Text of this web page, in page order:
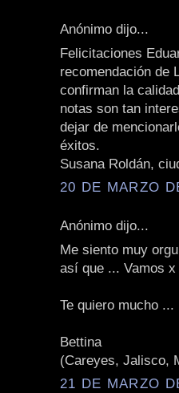
Anónimo dijo...
Felicitaciones
recomendación de
confirman la
notas son tan
dejar de
éxitos.
Susana Roldán,
20 DE MARZO
Anónimo dijo...
Me siento muy
así que ... Vamos
Te quiero mucho ...
Bettina
(Careyes, Jalisco,
21 DE MARZO